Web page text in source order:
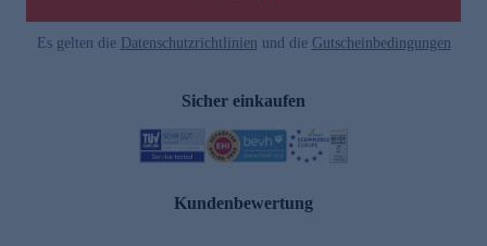
Es gelten die Datenschutzrichtlinien und die Gutscheinbedingungen
Sicher einkaufen
Kundenbewertung